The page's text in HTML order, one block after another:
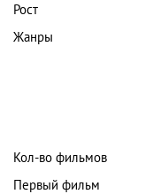
Рост
Жанры
Кол-во фильмов
Первый фильм